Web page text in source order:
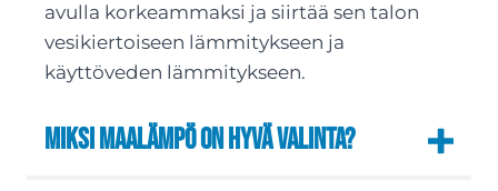
avulla korkeammaksi ja siirtää sen talon
vesikiertoiseen lämmitykseen ja
käyttöveden lämmitykseen.
Miksi maalämpö on hyvä valinta?